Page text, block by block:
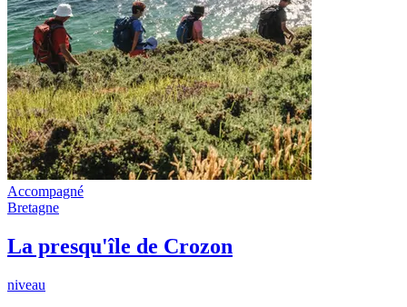
Accompagné
Bretagne
La presqu'île de Crozon
niveau